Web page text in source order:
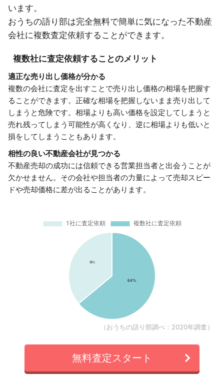
います。
おうちの語り部は完全無料で簡単に気になった不動産
会社に複数査定依頼することができます。
複数社に査定依頼することのメリット
適正な売り出し価格が分かる
複数の会社に査定を出すことで売り出し価格の相場を把握す
ることができます。正確な相場を把握しないまま売り出して
しまうと危険です。相場よりも高い価格を設定してしまうと
売れ残ってしまう可能性が高くなり、逆に相場よりも低いと
損をしてしまうこともあります。
相性の良い不動産会社が見つかる
不動産売却の成功には信頼できる営業担当者と出会うことが
欠かせません。その会社や担当者の力量によって売却スピー
ドや売却価格に差が出ることがあります。
（おうちの語り部調べ：2020年調査）
無料査定スタート